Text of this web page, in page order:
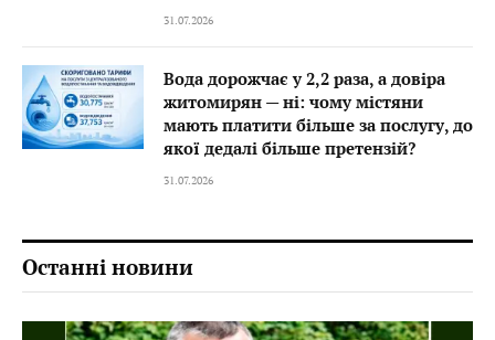
31.07.2026
Вода дорожчає у 2,2 раза, а довіра
житомирян — ні: чому містяни
мають платити більше за послугу, до
якої дедалі більше претензій?
31.07.2026
Останні новини